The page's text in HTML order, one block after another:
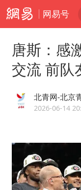
网易号
唐斯：感
交流 前队
北青网-北京
2026-06-14